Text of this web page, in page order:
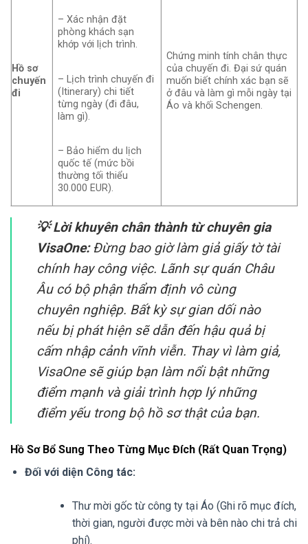
Hồ sơ
chuyến
đi
– Xác nhận đặt
phòng khách sạn
khớp với lịch trình.
– Lịch trình chuyến đi
(Itinerary) chi tiết
từng ngày (đi đâu,
làm gì).
– Bảo hiểm du lịch
quốc tế (mức bồi
thường tối thiểu
30.000 EUR).
Chứng minh tính chân thực
của chuyến đi. Đại sứ quán
muốn biết chính xác bạn sẽ
ở đâu và làm gì mỗi ngày tại
Áo và khối Schengen.
💡 Lời khuyên chân thành từ chuyên gia
VisaOne:Đừng bao giờ làm giả giấy tờ tài
chính hay công việc. Lãnh sự quán Châu
Âu có bộ phận thẩm định vô cùng
chuyên nghiệp. Bất kỳ sự gian dối nào
nếu bị phát hiện sẽ dẫn đến hậu quả bị
cấm nhập cảnh vĩnh viễn. Thay vì làm giả,
VisaOne sẽ giúp bạn làm nổi bật những
điểm mạnh và giải trình hợp lý những
điểm yếu trong bộ hồ sơ thật của bạn.
Hồ Sơ Bổ Sung Theo Từng Mục Đích (Rất Quan Trọng)
Đối với diện Công tác:
Thư mời gốc từ công ty tại Áo (Ghi rõ mục đích,
thời gian, người được mời và bên nào chi trả chi
phí).